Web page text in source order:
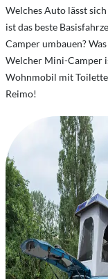
Welches Auto lässt
ist das beste
Camper umbauen?
Welcher Mini-Camper
Wohnmobil mit Toilette
Reimo!